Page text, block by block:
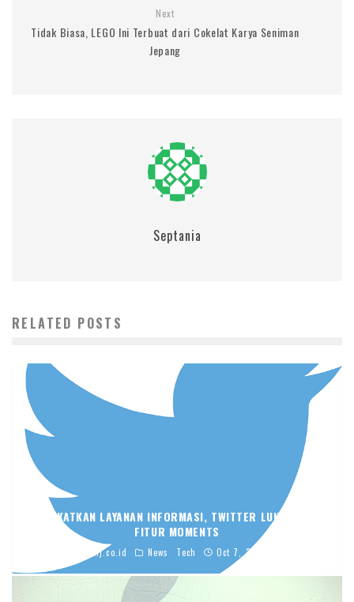
Next
Tidak Biasa, LEGO Ini Terbuat dari Cokelat Karya Seniman
Jepang
Septania
RELATED POSTS
TINGKATKAN LAYANAN INFORMASI, TWITTER LUNCURKAN
FITUR MOMENTS
blj.co.id News Tech Oct 7, 2015